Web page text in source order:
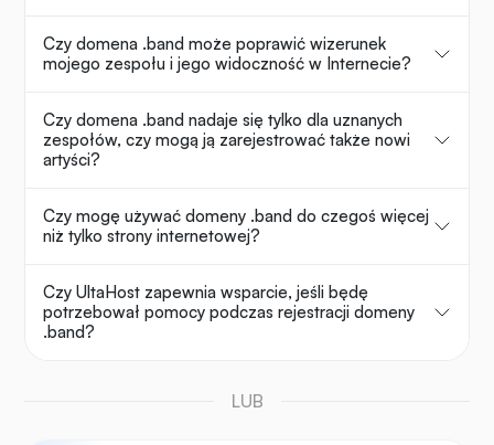
Czy domena .band może poprawić wizerunek
mojego zespołu i jego widoczność w Internecie?
Czy domena .band nadaje się tylko dla uznanych
zespołów, czy mogą ją zarejestrować także nowi
artyści?
Czy mogę używać domeny .band do czegoś więcej
niż tylko strony internetowej?
Czy UltaHost zapewnia wsparcie, jeśli będę
potrzebował pomocy podczas rejestracji domeny
.band?
LUB